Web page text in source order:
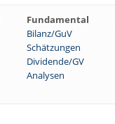
Fundamental
Bilanz/GuV
Schätzungen
Dividende/GV
Analysen